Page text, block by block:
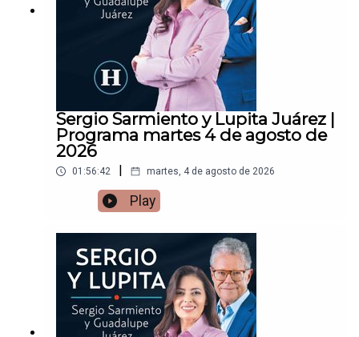
Sergio Sarmiento y Lupita Juárez |
Programa martes 4 de agosto de
2026
01:56:42 martes, 4 de agosto de 2026
Play